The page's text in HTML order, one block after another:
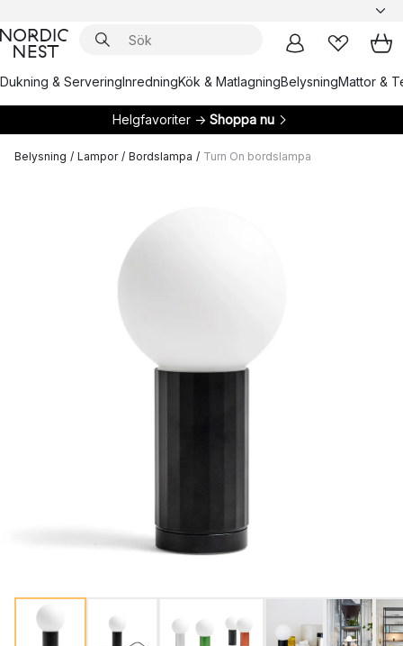
Dukning & ServeringInredningKök & MatlagningBelysningMattor &
Helgfavoriter → Shoppa nu
Belysning / Lampor / Bordslampa / Turn On bordslampa